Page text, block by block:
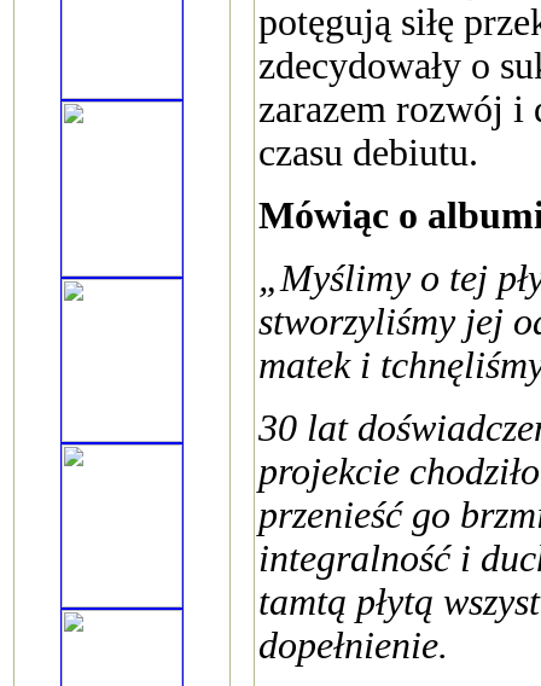
potęgują siłę
zdecydowały o
zarazem rozwój i
czasu debiutu.
Mówiąc o
„Myślimy o tej
stworzyliśmy jej
matek i
30 lat
projekcie
przenieść go
integralność i
tamtą płytą
dopełnienie.